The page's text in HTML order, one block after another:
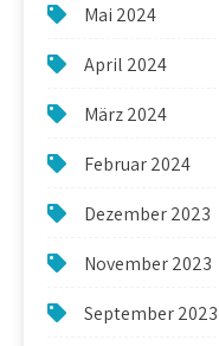
Mai 2024
April 2024
März 2024
Februar 2024
Dezember 2023
November 2023
September 2023